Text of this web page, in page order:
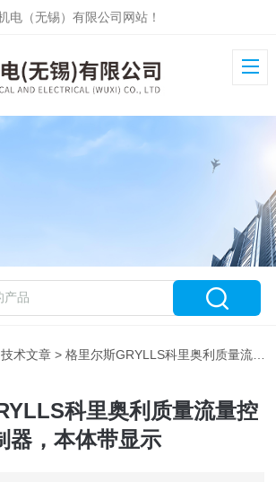
电（无锡）有限公司网站！
技术文章 > 格里尔斯GRYLLS科里奥利质量流量控制器，本体带显示
科里奥利质量流量控
器，本体带显示